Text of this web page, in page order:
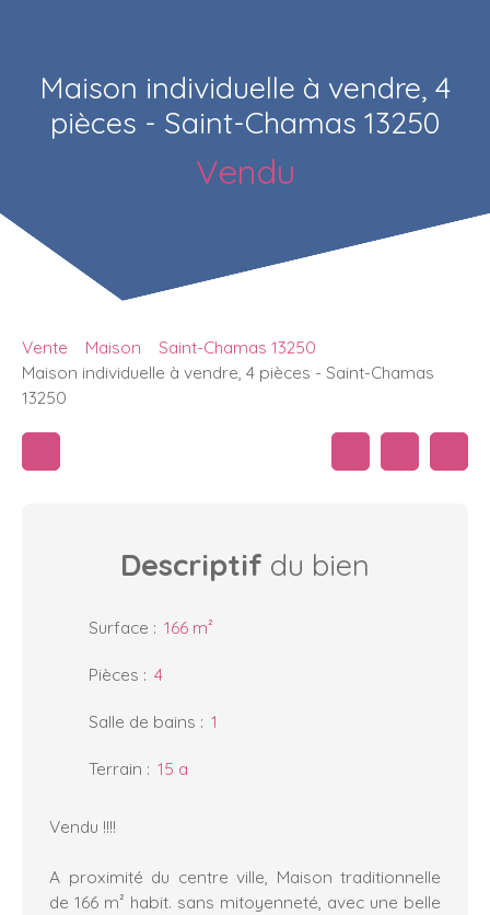
Maison individuelle à vendre, 4
pièces - Saint-Chamas 13250
Vendu
Vente Maison
Saint-Chamas 13250
Maison individuelle à vendre, 4 pièces - Saint-Chamas
13250
Descriptif du bien
Surface : 166 m²
Pièces : 4
Salle de bains : 1
Terrain : 15 a
Vendu !!!!
A proximité du centre ville, Maison traditionnelle
de 166 m² habit. sans mitoyenneté, avec une belle